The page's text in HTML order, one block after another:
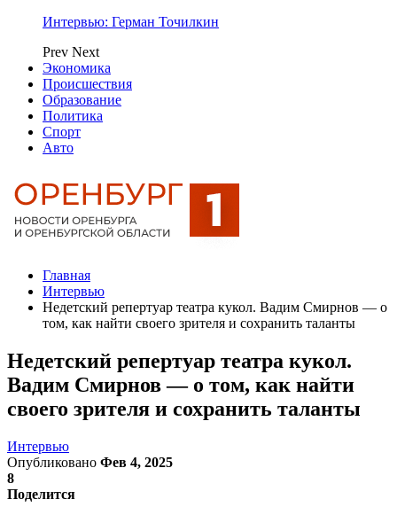
Интервью: Герман Точилкин
Prev Next
Экономика
Происшествия
Образование
Политика
Спорт
Авто
Главная
Интервью
Недетский репертуар театра кукол. Вадим Смирнов — о
том, как найти своего зрителя и сохранить таланты
Недетский репертуар театра кукол.
Вадим Смирнов — о том, как найти
своего зрителя и сохранить таланты
Интервью
Опубликовано Фев 4, 2025
8
Поделится